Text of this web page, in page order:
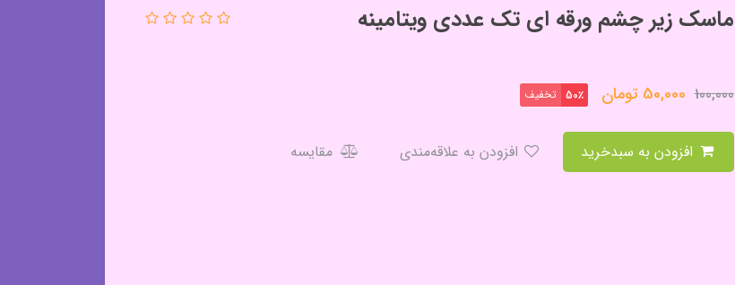
ماسک زیر چشم ورقه ای تک عددی ویتامینه
100,000
50,000 تومان 50٪ تخفیف
مقایسه